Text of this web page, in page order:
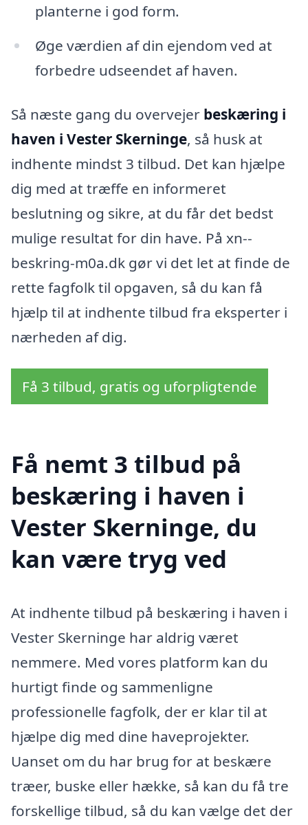
planterne i god form.
Øge værdien af din ejendom ved at
forbedre udseendet af haven.
Så næste gang du overvejer beskæring i
haven i Vester Skerninge, så husk at
indhente mindst 3 tilbud. Det kan hjælpe
dig med at træffe en informeret
beslutning og sikre, at du får det bedst
mulige resultat for din have. På xn--
beskring-m0a.dk gør vi det let at finde de
rette fagfolk til opgaven, så du kan få
hjælp til at indhente tilbud fra eksperter i
nærheden af dig.
Få 3 tilbud, gratis og uforpligtende
Få nemt 3 tilbud på
beskæring i haven i
Vester Skerninge, du
kan være tryg ved
At indhente tilbud på beskæring i haven i
Vester Skerninge har aldrig været
nemmere. Med vores platform kan du
hurtigt finde og sammenligne
professionelle fagfolk, der er klar til at
hjælpe dig med dine haveprojekter.
Uanset om du har brug for at beskære
træer, buske eller hække, så kan du få tre
forskellige tilbud, så du kan vælge det der